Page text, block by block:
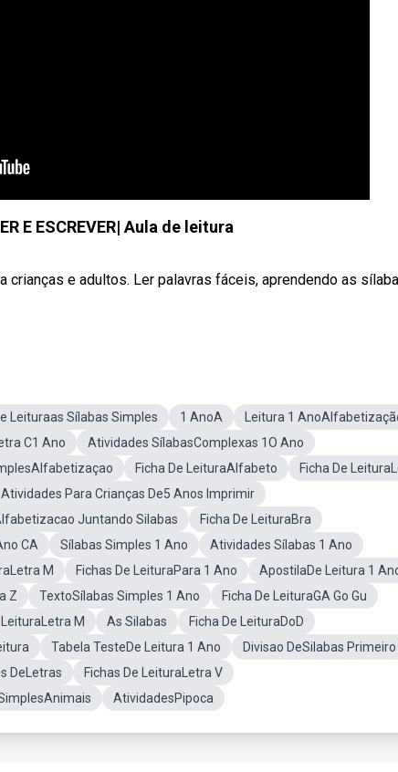
E ESCREVER| Aula de leitura
crianças e adultos. Ler palavras fáceis, aprendendo as
Leituraas Sílabas Simples 1 AnoA
Leitura 1
C1 Ano
Atividades SílabasComplexas 1O Ano
Ficha De LeituraAlfabeto
Ficha De
Atividades Para Crianças De5 Anos Imprimir
Juntando Silabas
Ficha De LeituraBra
CA Sílabas Simples 1 Ano
Atividades Sílabas 1 Ano
M Fichas De LeituraPara 1 Ano
ApostilaDe Leitura 1
Z TextoSílabas Simples 1 Ano
Ficha De LeituraGA Go Gu
LeituraLetra M As Silabas
Ficha De LeituraDoD
Tabela TesteDe Leitura 1 Ano
Divisao DeSilabas
DeLetras
Fichas De LeituraLetra V
AtividadesPipoca